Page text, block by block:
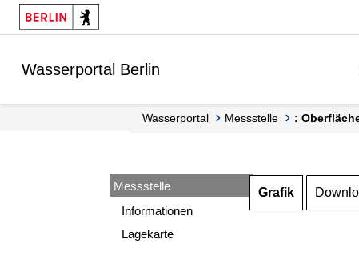
Springe zur Navigation
Springe zum Inhalt
Wasserportal Berlin
Wasserportal Messstelle :
Messstelle
Informationen
Lagekarte
Grafik